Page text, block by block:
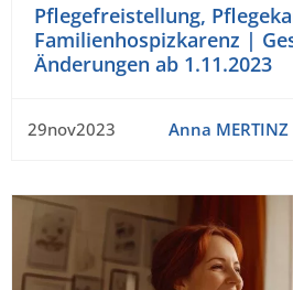
Pflegefreistellung,
Familienhospizkarenz |
Änderungen ab 1.11.2023
29nov2023 Anna MERTINZ